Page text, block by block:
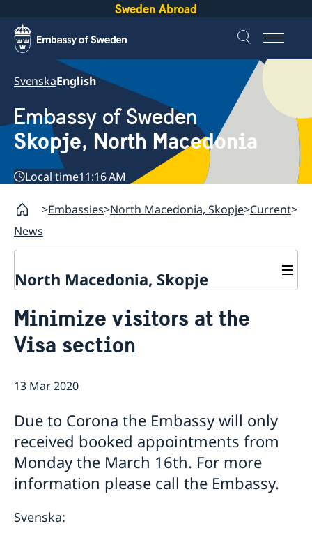
Sweden Abroad
SvenskaEnglish
Embassy of Sweden
Skopje, North Macedonia
Local time11:16 AM
Embassies North Macedonia, Skopje Current
News
North Macedonia, Skopje
Ambassador
Data Protection Policy
Contact / Opening Hours
Book an appointment
Current
Rules for resident permits for visits
Invitation to civil society organisations for
partnership with Sida
Important information for Migration cases and
Passports
Minimize visitors at the
Visa section
13 Mar 2020
Due to Corona the Embassy will only
received booked appointments from
Monday the March 16th. For more
information please call the Embassy.
Svenska: